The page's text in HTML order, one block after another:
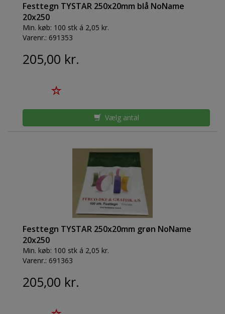
Festtegn TYSTAR 250x20mm blå NoName
20x250
Min. køb: 100 stk á 2,05 kr.
Varenr.: 691353
205,00 kr.
Vælg antal
Festtegn TYSTAR 250x20mm grøn NoName
20x250
Min. køb: 100 stk á 2,05 kr.
Varenr.: 691363
205,00 kr.